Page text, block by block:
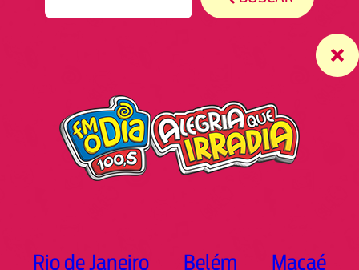
Rio de Janeiro Belém
Macaé